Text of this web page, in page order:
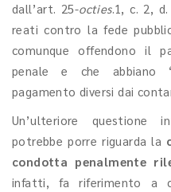
dall’art. 25-octies.1, c. 2,
reati contro la fede
comunque offendono il
penale e che abbiano
pagamento diversi dai
Un’ulteriore questione
potrebbe porre riguarda la
condotta penalmente
infatti, fa riferimento a